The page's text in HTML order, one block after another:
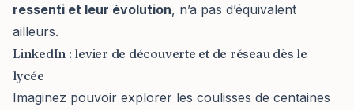
ressenti et leur évolution, n’a pas d’équivalent
ailleurs.
LinkedIn : levier de découverte et de réseau dès le
lycée
Imaginez pouvoir explorer les coulisses de centaines